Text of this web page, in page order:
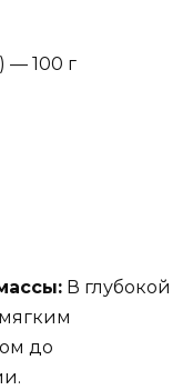
— 100 г
В глубокой
до